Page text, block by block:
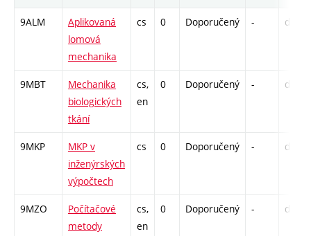
9ALM
Aplikovaná
lomová
mechanika
cs 0 Doporučený - drzk
9MBT
Mechanika
biologických
tkání
cs,
en
0 Doporučený - drzk
9MKP
MKP v
inženýrských
výpočtech
cs 0 Doporučený - drzk
9MZO
Počítačové
metody
cs,
en
0 Doporučený - drzk